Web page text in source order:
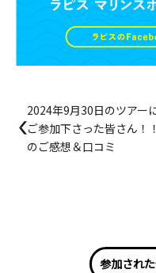
2024年9月30日のツアー
ご参加下さった皆さん！！
のご感想＆口コミ
参加され